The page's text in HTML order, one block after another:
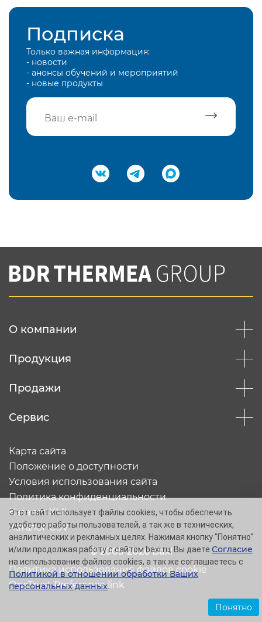
Подписка
Только важная информация:
- новости
- анонсы обучений и мероприятий
- новые продукты
Подтвердить e-mail
Вы соглашаетесь с нашей политикой
конфеденциальности
О компании
Продукция
Продажи
Сервис
© 2005-2026 Baxi
Карта сайта
Положение о доступности
Условия использования сайта
Политика конфиденциальности
Каталог XML
Каталог CSV
Политика использования файлов cookie
OneTrust Preference link
Этот сайт использует файлы cookies, чтобы обеспечить
удобство работы пользователей, а так же в технических,
аналитических и рекламных целях. Нажимая кнопку "Понятно"
и/или продолжая работу с сайтом baxi.ru, Вы даете Согласие
на использование файлов cookies, а так же соглашаетесь с
Политикой в отношении обработки Ваших
персональных данных.
Понятно